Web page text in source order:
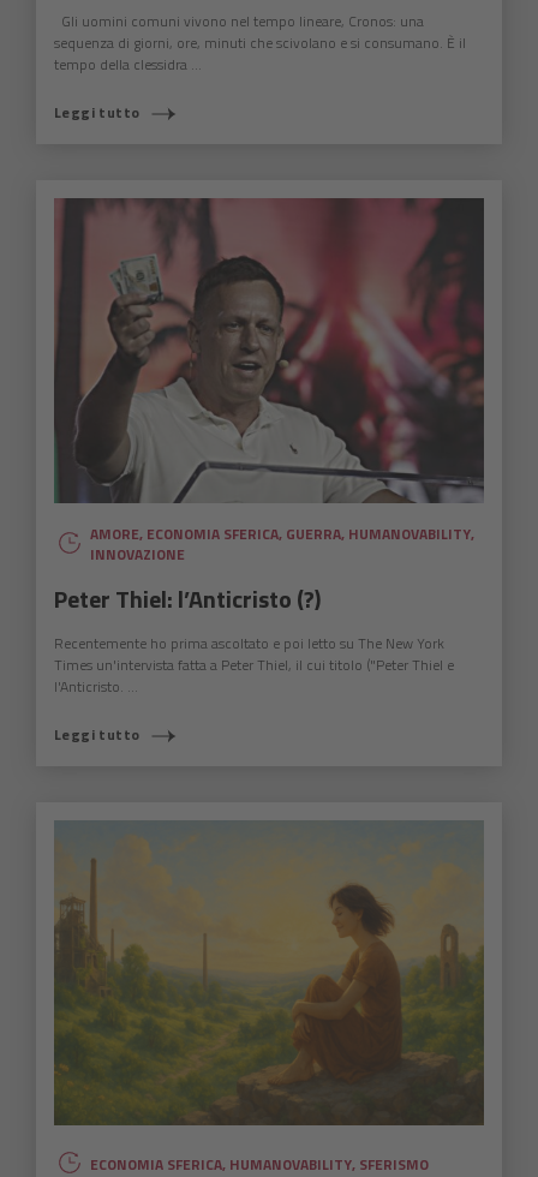
Gli uomini comuni vivono nel tempo lineare, Cronos: una
sequenza di giorni, ore, minuti che scivolano e si consumano. È il
tempo della clessidra ...
Leggi tutto
AMORE, ECONOMIA SFERICA, GUERRA, HUMANOVABILITY,
INNOVAZIONE
Peter Thiel: l’Anticristo (?)
Recentemente ho prima ascoltato e poi letto su The New York
Times un'intervista fatta a Peter Thiel, il cui titolo ("Peter Thiel e
l'Anticristo. ...
Leggi tutto
ECONOMIA SFERICA, HUMANOVABILITY, SFERISMO